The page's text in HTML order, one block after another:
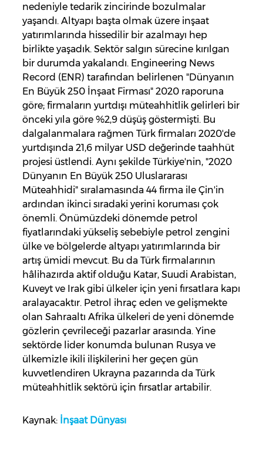
nedeniyle tedarik zincirinde bozulmalar
yaşandı. Altyapı başta olmak üzere inşaat
yatırımlarında hissedilir bir azalmayı hep
birlikte yaşadık. Sektör salgın sürecine kırılgan
bir durumda yakalandı. Engineering News
Record (ENR) tarafından belirlenen "Dünyanın
En Büyük 250 İnşaat Firması" 2020 raporuna
göre; firmaların yurtdışı müteahhitlik gelirleri bir
önceki yıla göre %2,9 düşüş göstermişti. Bu
dalgalanmalara rağmen Türk firmaları 2020'de
yurtdışında 21,6 milyar USD değerinde taahhüt
projesi üstlendi. Aynı şekilde Türkiye'nin, "2020
Dünyanın En Büyük 250 Uluslararası
Müteahhidi" sıralamasında 44 firma ile Çin'in
ardından ikinci sıradaki yerini koruması çok
önemli. Önümüzdeki dönemde petrol
fiyatlarındaki yükseliş sebebiyle petrol zengini
ülke ve bölgelerde altyapı yatırımlarında bir
artış ümidi mevcut. Bu da Türk firmalarının
hâlihazırda aktif olduğu Katar, Suudi Arabistan,
Kuveyt ve Irak gibi ülkeler için yeni fırsatlara kapı
aralayacaktır. Petrol ihraç eden ve gelişmekte
olan Sahraaltı Afrika ülkeleri de yeni dönemde
gözlerin çevrileceği pazarlar arasında. Yine
sektörde lider konumda bulunan Rusya ve
ülkemizle ikili ilişkilerini her geçen gün
kuvvetlendiren Ukrayna pazarında da Türk
müteahhitlik sektörü için fırsatlar artabilir.
Kaynak: İnşaat Dünyası